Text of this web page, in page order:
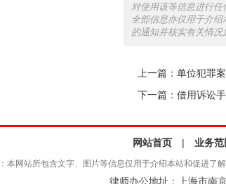
对使用该等信息进行
全部信息亦仅用于介
的通知并核实有关情况
上一篇： 单位犯罪
下一篇： 借用诉讼
网站首页 | 业务范
本网站所包含文字、图片等信息仅用于介绍本站和促进了
律师办公地址：上海市南